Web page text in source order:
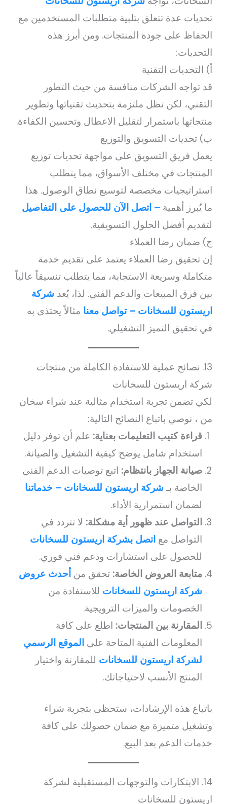
تحديات عدة تتعلق بتلبية متطلبات المستخدمين مع
الحفاظ على جودة المنتجات. ومن أبرز هذه
التحديات:
أ) التحديات التقنية
قد تواجه الشركات منافسة من حيث التطور
التقني، لكن تظل ملتزمة بتحديث تقنياتها وتطوير
منتجاتها باستمرار لتقليل الاعطال وتحسين الكفاءة.
ب) تحديات التسويق والتوزيع
يعمل فريق التسويق على مواجهة تحديات توزيع
المنتجات في مختلف الأسواق، مما يتطلب
استراتيجيات مخصصة لتوسيع نطاق الوصول. هذا
ما يُبرز أهمية– اتصل الآن للحصول على التفاصيل
لتقديم أفضل الحلول التسويقية.
ج) ضمان رضا العملاء
إن تحقيق رضا العملاء يعتمد على تقديم خدمة
متكاملة وسريعة الاستجابة، مما يتطلب تنسيقاً عالياً
بين فرق المبيعات والدعم الفني. لذا، يُعدشركة
اريستون للسخانات – تواصل معنا مثالاً يحتذى به
في تحقيق التميز التشغيلي.
13. نصائح عملية للاستفادة الكاملة من منتجات
شركة اريستون للسخانات
لكي تضمن تجربة استخدام مثالية عند شراء سخان
من ، نوصي باتباع النصائح التالية:
قراءة كتيب التعليمات بعناية: علم أن توفر دليل
استخدام شامل يوضح كيفية التشغيل والصيانة.
صيانة الجهاز بانتظام: اتبع توصيات الدعم الفني
الخاصة بـشركة اريستون للسخانات – خدماتنا
لضمان استمرارية الأداء.
التواصل عند ظهور أية مشكلة: لا تتردد في
التواصل معاتصل بشركة اريستون للسخانات
للحصول على استشارات ودعم فني فوري.
متابعة العروض الخاصة: تحقق منأحدث عروض
شركة اريستون للسخانات للاستفادة من
الخصومات والميزات الترويجية.
المقارنة بين المنتجات: اطلع على كافة
المعلومات الفنية المتاحة علىالموقع الرسمي
لشركة اريستون للسخانات للمقارنة واختيار
المنتج الأنسب لاحتياجاتك.
باتباع هذه الإرشادات، ستحظى بتجربة شراء
وتشغيل متميزة مع ضمان حصولك على كافة
خدمات الدعم بعد البيع.
14. الابتكارات والتوجهات المستقبلية لشركة
اريستون للسخانات